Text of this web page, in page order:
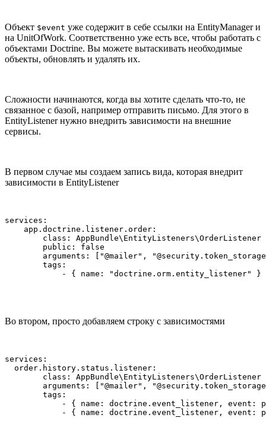
Объект $event уже содержит в себе ссылки на EntityManager и
на UnitOfWork. Соответственно уже есть все, чтобы работать с
объектами Doctrine. Вы можете вытаскивать необходимые
объекты, обновлять и удалять их.
Сложности начинаются, когда вы хотите сделать что-то, не
связанное с базой, например отправить письмо. Для этого в
EntityListener нужно внедрить зависимости на внешние
сервисы.
В первом случае мы создаем запись вида, которая внедрит
зависимости в EntityListener
services:
    app.doctrine.listener.order:
        class: AppBundle\EntityListeners\OrderListener
        public: false
arguments: ["@mailer",
        tags:
            - { name: "doctrine.orm.entity_listener" }
Во втором, просто добавляем строку с зависимостями
services:
  order.history.status.listener:
        class: AppBundle\EntityListeners\OrderListener
arguments: ["@mailer",
        tags:
- { name: doctrine.event_listener, event:
- { name: doctrine.event_listener, event: